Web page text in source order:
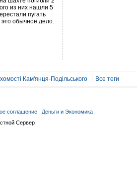
из них нашли 5
пугать
это обычное дело.
Кам'янця-Подільського Все теги
соглашение
Деньги и Экономика
Сервер